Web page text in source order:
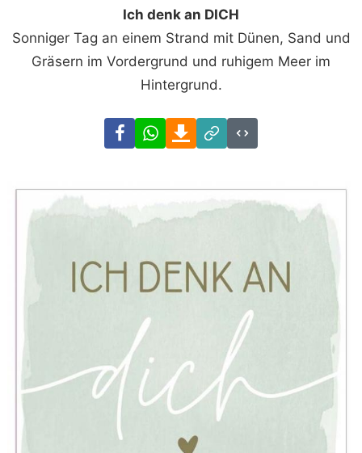
Ich denk an DICH
Sonniger Tag an einem Strand mit Dünen, Sand und
Gräsern im Vordergrund und ruhigem Meer im
Hintergrund.
FacebookWhatsAppDownload
Link
Code